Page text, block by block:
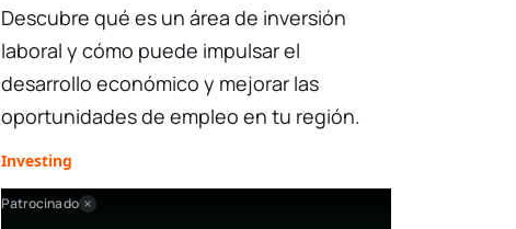
Descubre qué es un área de inversión
laboral y cómo puede impulsar el
desarrollo económico y mejorar las
oportunidades de empleo en tu región.
Investing
Patrocinado